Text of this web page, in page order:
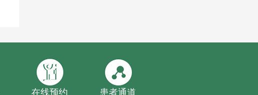
在线预约 患者通道